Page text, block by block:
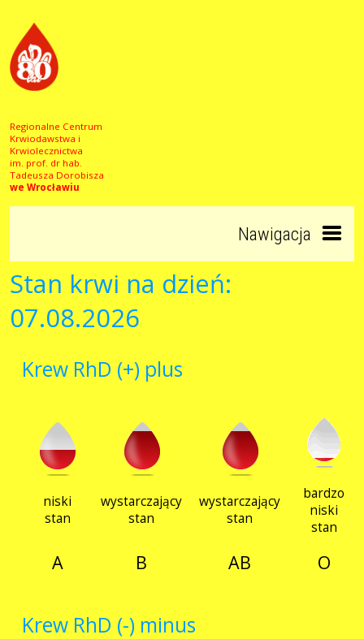
Regionalne Centrum
Krwiodawstwa i
Krwiolecznictwa
im. prof. dr hab.
Tadeusza Dorobisza
we Wrocławiu
Nawigacja
RCKiK
Akcje wyjazdowe
Szpitale
Stan krwi na dzień:
07.08.2026
Krew RhD (+) plus
niski
stan
wystarczający
stan
wystarczający
stan
bardzo
niski
stan
A B AB O
Krew RhD (-) minus